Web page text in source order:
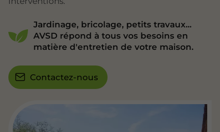
Jardinage, bricolage, petits travaux...
AVSD répond à tous vos besoins en
matière d'entretien de votre maison.
Contactez-nous